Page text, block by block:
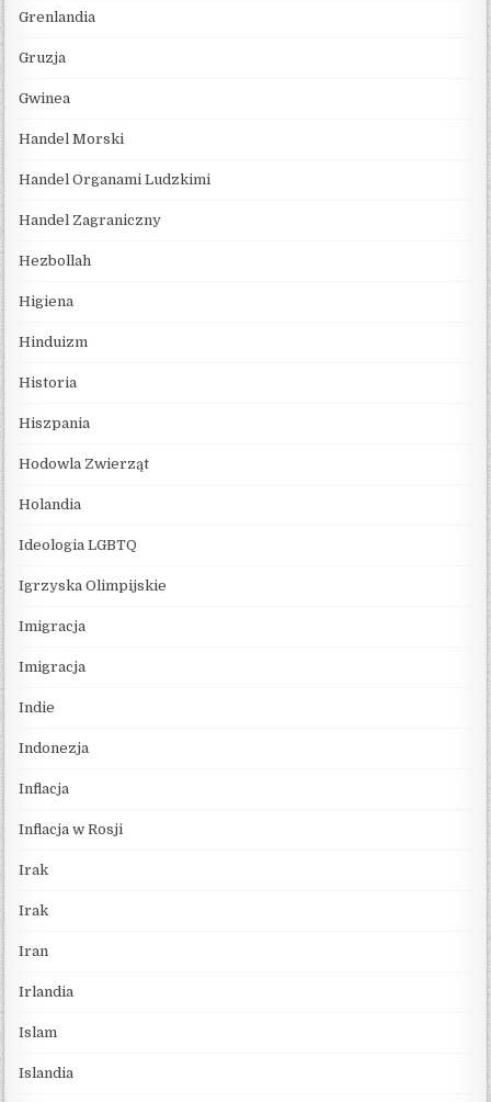
Grenlandia
Gruzja
Gwinea
Handel Morski
Handel Organami Ludzkimi
Handel Zagraniczny
Hezbollah
Higiena
Hinduizm
Historia
Hiszpania
Hodowla Zwierząt
Holandia
Ideologia LGBTQ
Igrzyska Olimpijskie
Imigracja
Imigracja
Indie
Indonezja
Inflacja
Inflacja w Rosji
Irak
Irak
Iran
Irlandia
Islam
Islandia